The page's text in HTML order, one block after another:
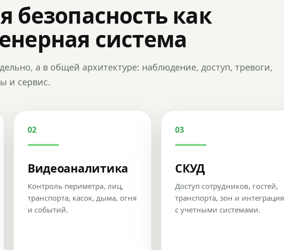
безопасность как
система
а в общей архитектуре: наблюдение, доступ, тревоги,
и сервис.
02
Видеоаналитика
Контроль периметра, лиц,
транспорта, касок, дыма, огня
и событий.
03
СКУД
Доступ сотрудников, гостей,
транспорта, зон и интеграция
с учетными системами.